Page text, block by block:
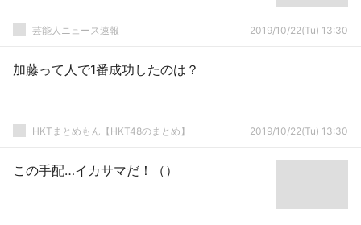
芸能人ニュース速報 2019/10/22(Tu) 13:30
加藤って人で1番成功したのは？
HKTまとめもん【HKT48のまとめ】 2019/10/22(Tu) 13:30
この手配…イカサマだ！（）